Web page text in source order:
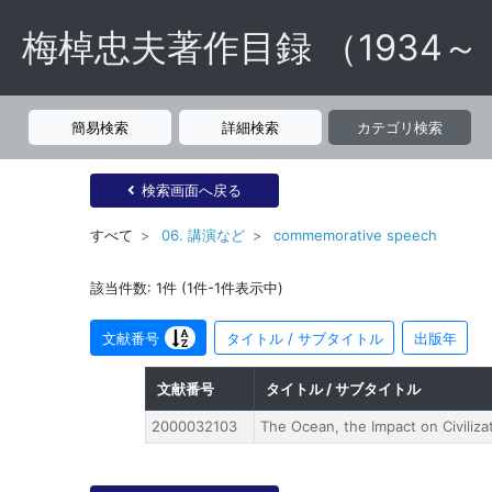
梅棹忠夫著作目録 （1934～
簡易検索 詳細検索 カテゴリ検索
検索画面へ戻る
すべて 06. 講演など commemorative speech
該当件数: 1件 (1件-1件表示中)
文献番号 タイトル / サブタイトル 出版年
文献番号 タイトル / サブタイトル
2000032103 The Ocean, the Impact on